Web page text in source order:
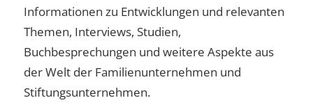
Informationen zu Entwicklungen und relevanten
Themen, Interviews, Studien,
Buchbesprechungen und weitere Aspekte aus
der Welt der Familienunternehmen und
Stiftungsunternehmen.